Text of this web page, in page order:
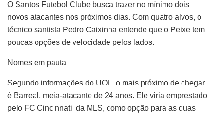
O Santos Futebol Clube busca trazer no mínimo dois
novos atacantes nos próximos dias. Com quatro alvos, o
técnico santista Pedro Caixinha entende que o Peixe tem
poucas opções de velocidade pelos lados.
Nomes em pauta
Segundo informações do UOL, o mais próximo de chegar
é Barreal, meia-atacante de 24 anos. Ele viria emprestado
pelo FC Cincinnati, da MLS, como opção para as duas